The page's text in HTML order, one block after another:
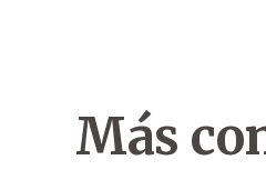
Más